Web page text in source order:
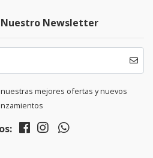
Nuestro Newsletter
mejores ofertas y nuevos